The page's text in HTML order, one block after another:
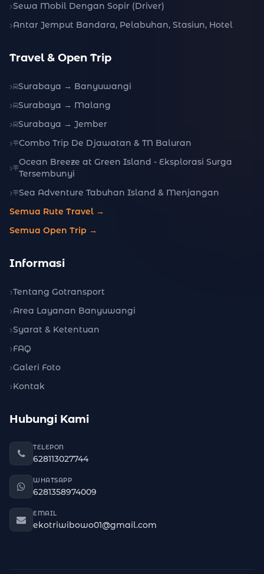
Sewa Mobil Dengan Sopir (Driver)
Antar Jemput Bandara, Pelabuhan, Stasiun, Hotel
Travel & Open Trip
Surabaya → Banyuwangi
Surabaya → Malang
Surabaya → Jember
Combo Trip De Djawatan & TN Baluran
Ocean Breeze at Green Island - Eksplorasi Surga
Tersembunyi
Sea Adventure Tabuhan Island & Menjangan
Semua Rute Travel →
Semua Open Trip →
Informasi
Tentang Gotransport
Area Layanan Banyuwangi
Syarat & Ketentuan
FAQ
Galeri Foto
Kontak
Hubungi Kami
TELEPON
628113027744
WHATSAPP
6281358974009
EMAIL
ekotriwibowo01@gmail.com